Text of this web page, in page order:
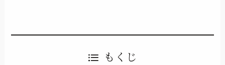
もくじ